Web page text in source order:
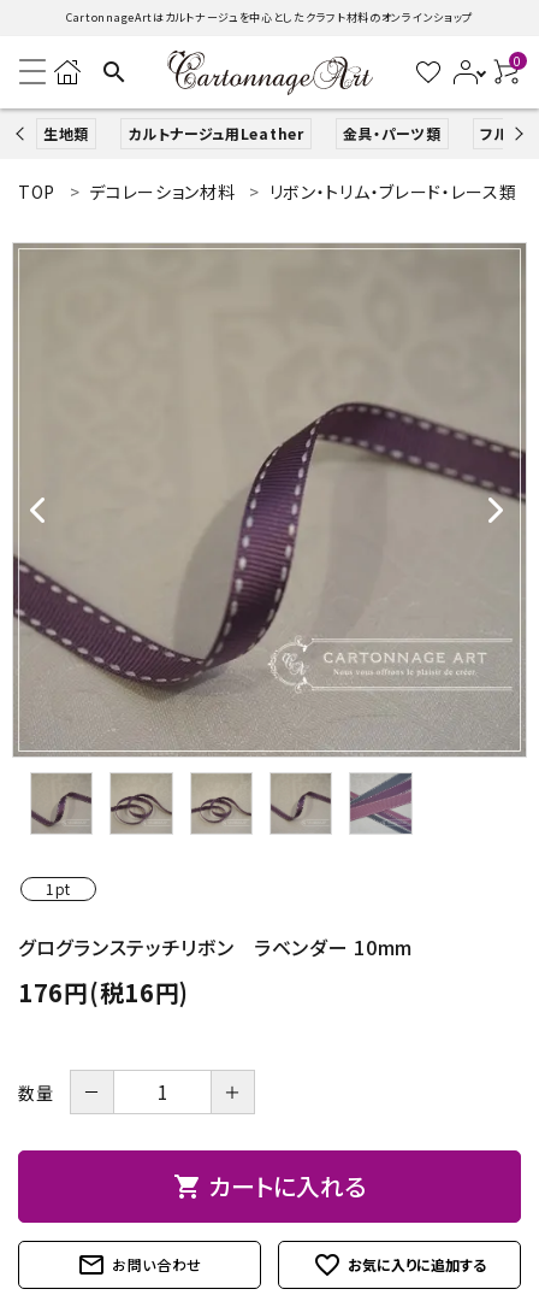
CartonnageArtはカルトナージュを中心としたクラフト材料のオンラインショップ
search 0
生地類 カルトナージュ用Leather 金具・パーツ類 フルキッ
search
カルトナージュLeather用
金具・パーツ類
フルキット
Jolipapier
デコレーション材料
道具類
基本材料
コンテンツ
グループ
お問い合わせ
TOP デコレーション材料 リボン・トリム・ブレード・レース類
1pt
グログランステッチリボン ラベンダー 10mm
176円(税16円)
数量 － ＋
shopping_cart カートに入れる
mail_outline お問い合わせ favorite_outline